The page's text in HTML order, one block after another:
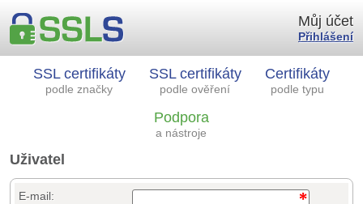
SSL certifikáty
podle značky
SSL certifikáty
podle ověření
Certifikáty
podle typu
Podpora
a nástroje
Můj účet
Přihlášení
Uživatel
E-mail: